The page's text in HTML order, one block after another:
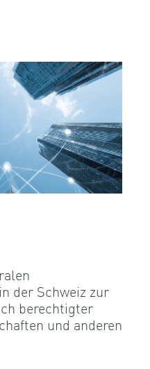
der Schweiz zur
berechtigter
und anderen